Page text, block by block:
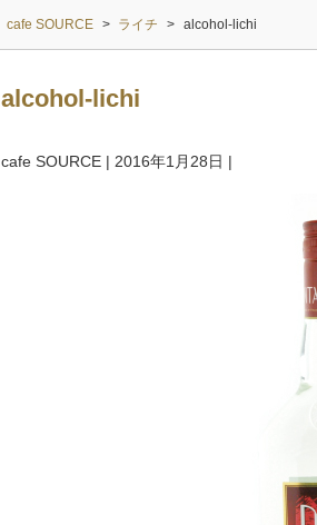
cafe SOURCE > ライチ > alcohol-lichi
alcohol-lichi
cafe SOURCE | 2016年1月28日 |